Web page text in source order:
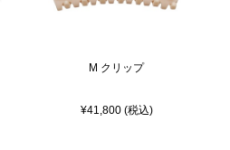
M クリップ
¥41,800 (税込)